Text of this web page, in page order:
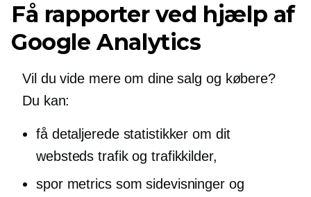
Få rapporter ved hjælp af
Google Analytics
Vil du vide mere om dine salg og købere?
Du kan:
få detaljerede statistikker om dit
websteds trafik og trafikkilder,
spor metrics som sidevisninger og